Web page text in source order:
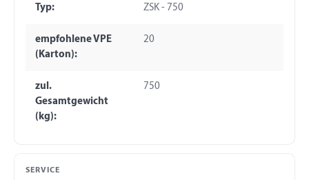
Typ: ZSK - 750
empfohlene VPE
(Karton):
20
zul.
Gesamtgewicht
(kg):
750
SERVICE